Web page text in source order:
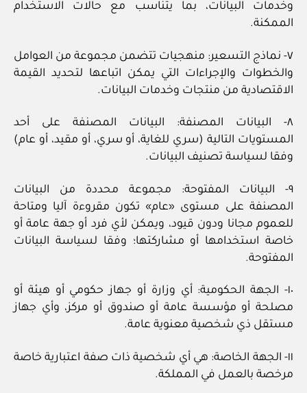
وخدمات البيانات، بما يتناسب مع حالات الاستخدام
الممكنة.
٧- نماذج التسعير: منهجيات تتضمن مجموعة من العوامل
والخطوات والإجراءات التي يمكن اتباعها لتحديد القيمة
الاقتصادية من منتجات وخدمات البيانات.
٨- البيانات المصنفة: البيانات المصنفة على أحد
المستويات التالية (سري للغاية، أو سري، أو مقيد، أو عام)
وفقا لسياسة تصنيف البيانات.
٩- البيانات المفتوحة: مجموعة محددة من البيانات
المصنفة على مستوى «عام» تكون مقروءة آليا ومتاحة
للعموم مجانا ودون قيود، ويمكن لأي فرد أو جهة عامة أو
خاصة استخدامها أو مشاركتها؛ وفقا لسياسة البيانات
المفتوحة.
١٠- الجهة الحكومية: أي وزارة أو جهاز حكومي أو هيئة أو
مصلحة أو مؤسسة عامة أو صندوق أو مركز، وأي جهاز
مستقل ذي شخصية معنوية عامة.
١١- الجهة الخاصة: هي أي شخصية ذات صفة اعتبارية خاصة
مرخصة بالعمل في المملكة.